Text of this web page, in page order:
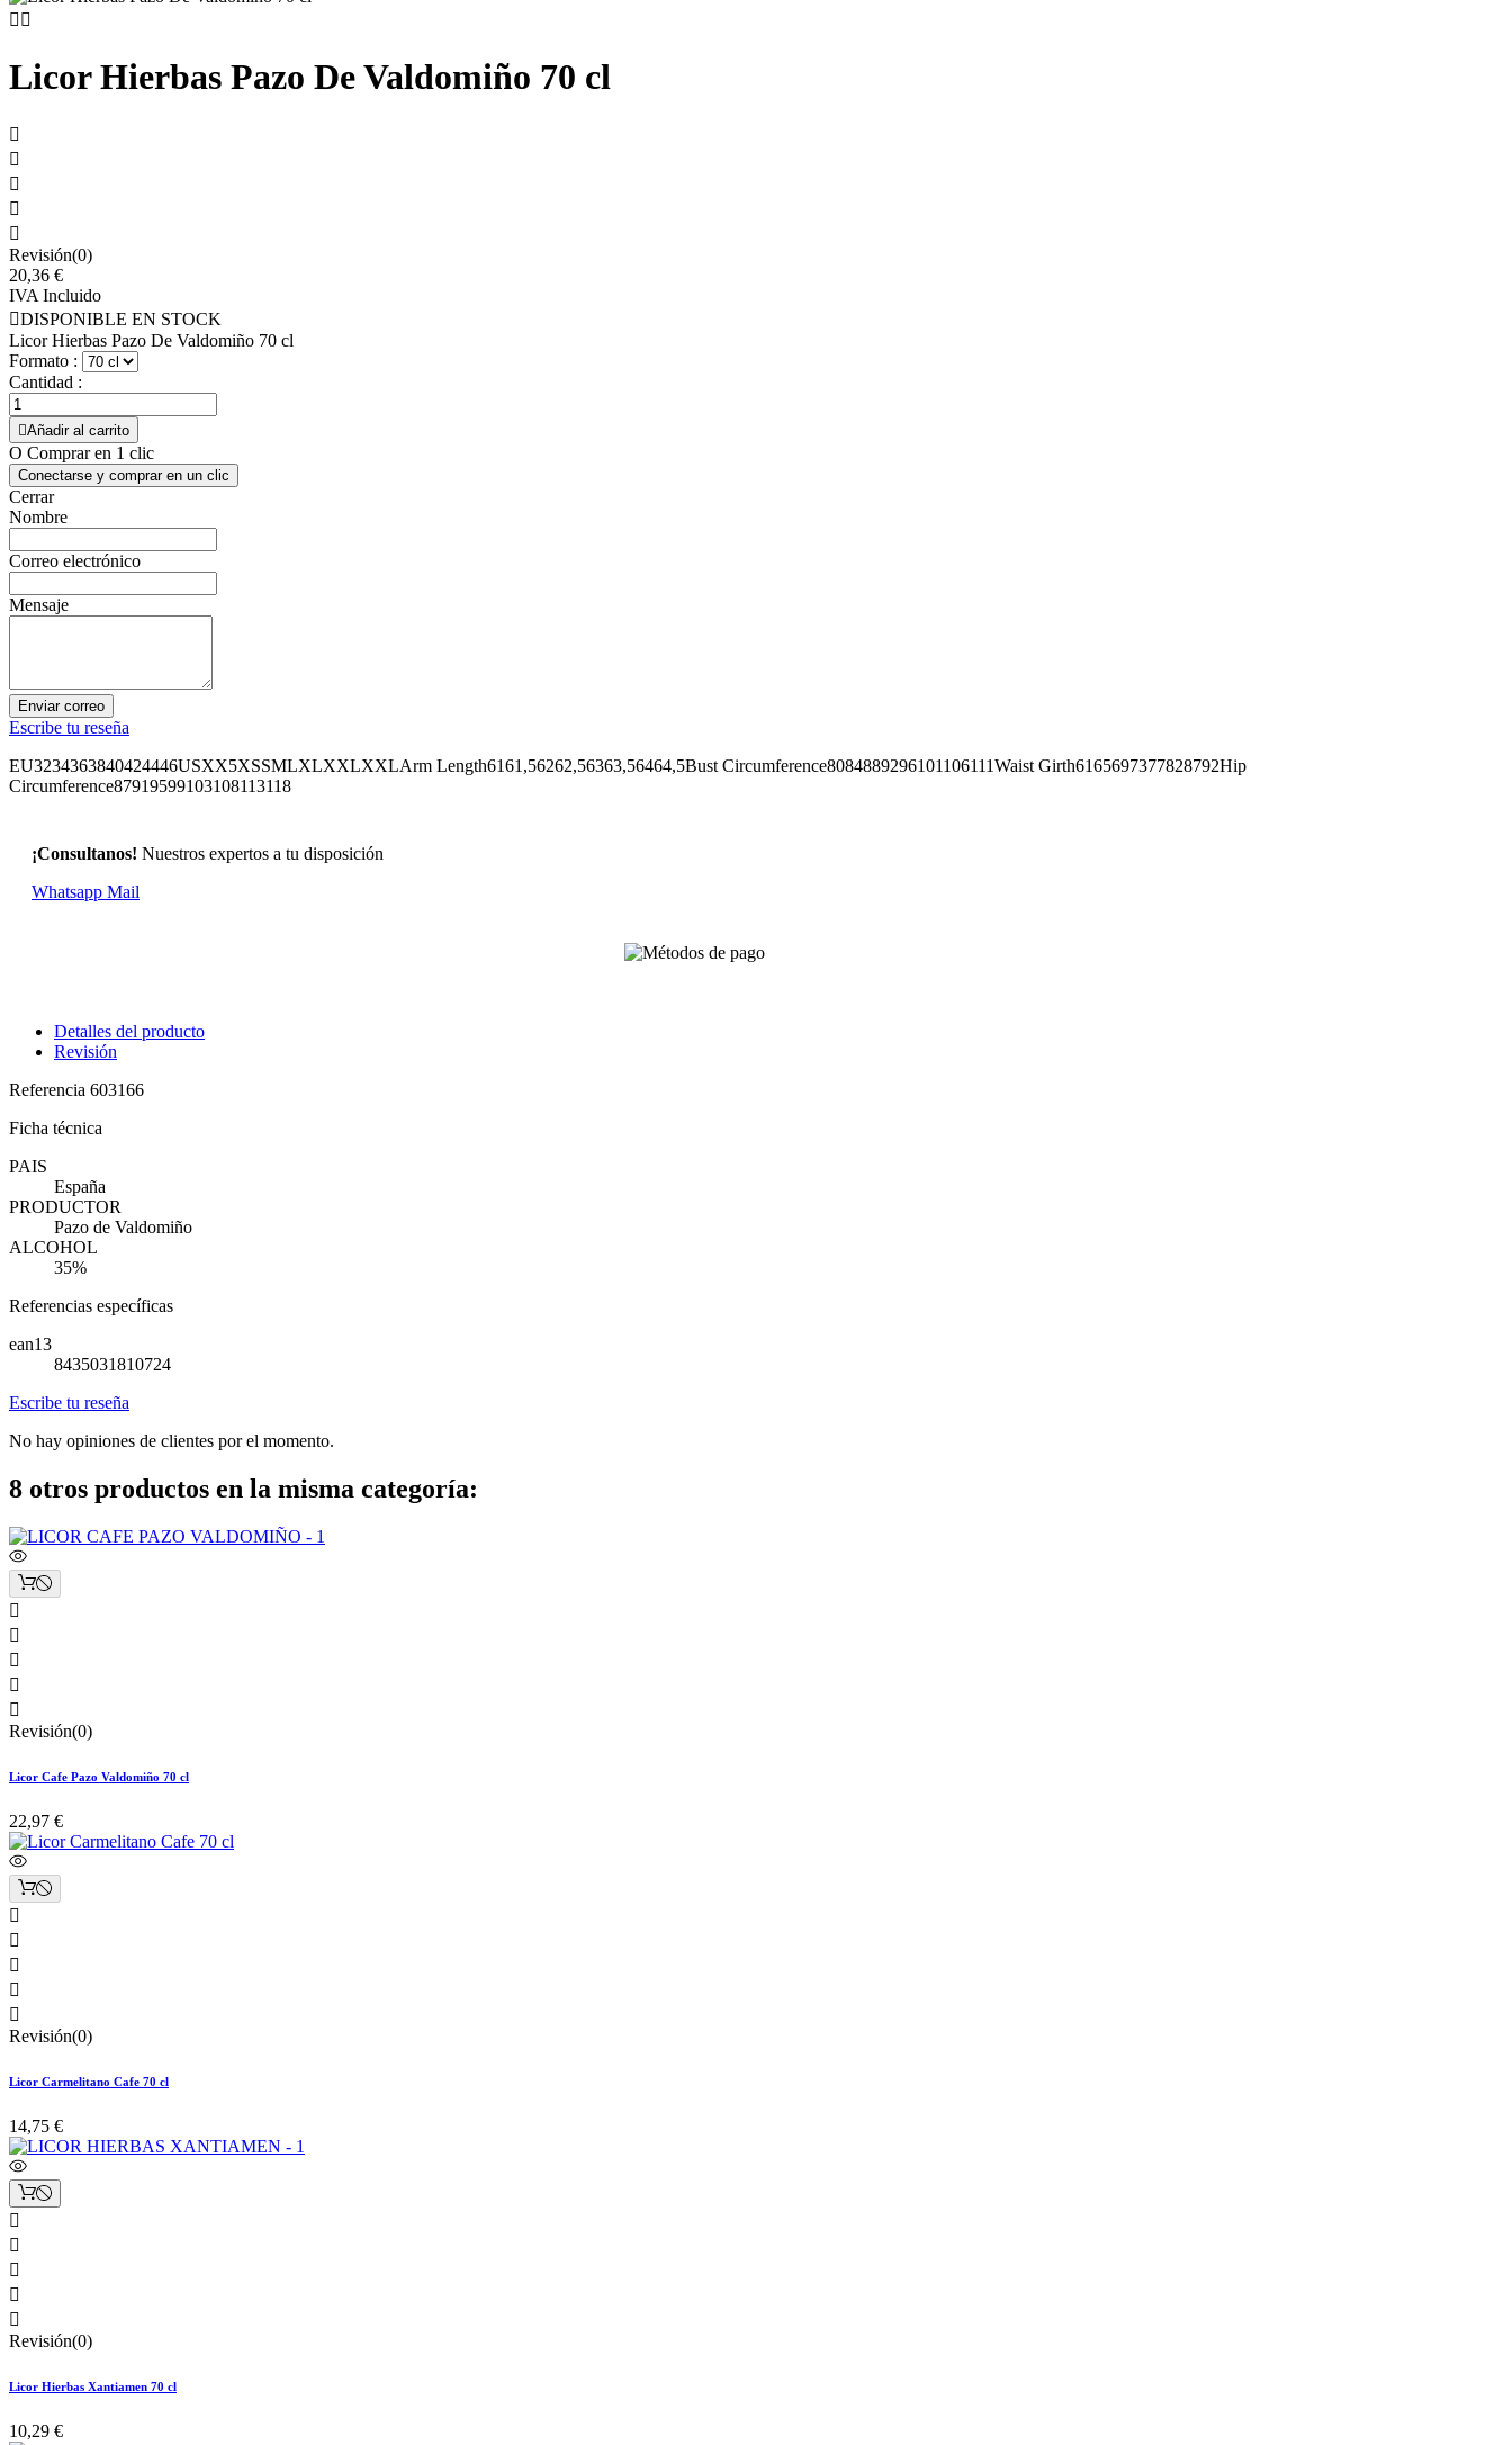
 
Licor Hierbas Pazo De Valdomiño 70 cl





Revisión(0)
20,36 €
IVA Incluido
DISPONIBLE EN STOCK
Licor Hierbas Pazo De Valdomiño 70 cl
Formato :
Cantidad :
Añadir al carrito
O Comprar en 1 clic
Conectarse y comprar en un clic
Cerrar
Nombre
Correo electrónico
Mensaje
Enviar correo
Escribe tu reseña
EU3234363840424446USXX5XSSMLXLXXLXXLArm Length6161,56262,56363,56464,5Bust Circumference8084889296101106111Waist Girth6165697377828792Hip
Circumference87919599103108113118
¡Consultanos! Nuestros expertos a tu disposición
Whatsapp Mail
Detalles del producto
Revisión
Referencia 603166
Ficha técnica
PAIS
España
PRODUCTOR
Pazo de Valdomiño
ALCOHOL
35%
Referencias específicas
ean13
8435031810724
Escribe tu reseña
No hay opiniones de clientes por el momento.
8 otros productos en la misma categoría:





Revisión(0)
Licor Cafe Pazo Valdomiño 70 cl
22,97 €





Revisión(0)
Licor Carmelitano Cafe 70 cl
14,75 €





Revisión(0)
Licor Hierbas Xantiamen 70 cl
10,29 €